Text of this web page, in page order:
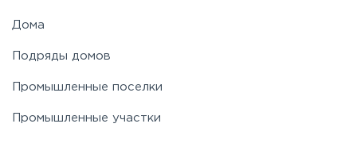
Дома
Подряды домов
Промышленные поселки
Промышленные участки